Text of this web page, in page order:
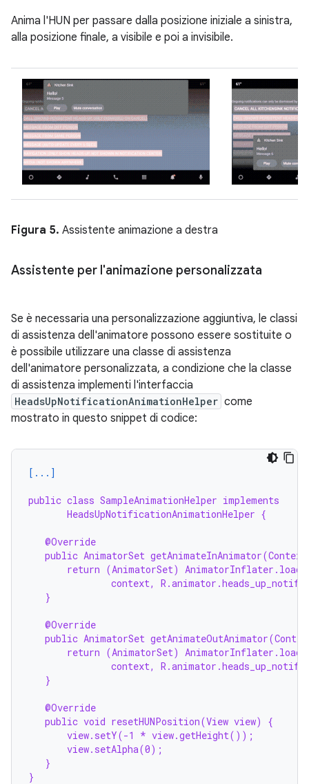
Anima l'HUN per passare dalla posizione iniziale a sinistra,
alla posizione finale, a visibile e poi a invisibile.
Figura 5. Assistente animazione a destra
Assistente per l'animazione personalizzata
Se è necessaria una personalizzazione aggiuntiva, le classi
di assistenza dell'animatore possono essere sostituite o
è possibile utilizzare una classe di assistenza
dell'animatore personalizzata, a condizione che la classe
di assistenza implementi l'interfaccia
HeadsUpNotificationAnimationHelper come
mostrato in questo snippet di codice:
[...]
public class SampleAnimationHelper implements
HeadsUpNotificationAnimationHelper {
@Override
public AnimatorSet
return (AnimatorSet)
context,
}
@Override
public AnimatorSet
return (AnimatorSet)
context,
}
@Override
public void resetHUNPosition(View view) {
view.setY(-1 * view.getHeight());
view.setAlpha(0);
}
}